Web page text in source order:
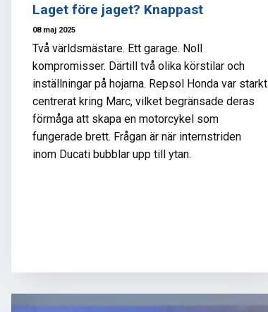
Laget före jaget? Knappast
08 maj 2025
Två världsmästare. Ett garage. Noll
kompromisser. Därtill två olika körstilar och
inställningar på hojarna. Repsol Honda var starkt
centrerat kring Marc, vilket begränsade deras
förmåga att skapa en motorcykel som
fungerade brett. Frågan är när internstriden
inom Ducati bubblar upp till ytan.